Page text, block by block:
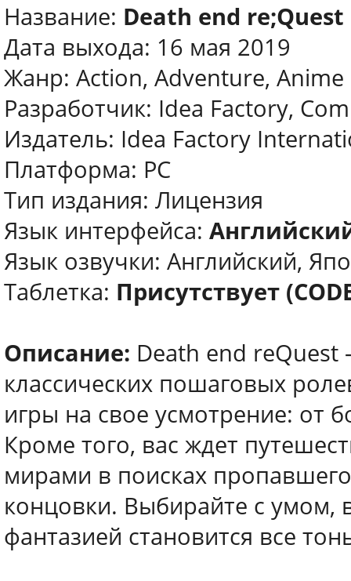
Название: Death end re;Quest
Дата выхода: 16 мая 2019
Жанр: Action, Adventure, Anime
Разработчик: Idea Factory,
Издатель: Idea Factory
Платформа: PC
Тип издания: Лицензия
Язык интерфейса:
Язык озвучки: Английский,
Таблетка: Присутствует
Описание: Death end
классических пошаговых
игры на свое усмотрение: от
Кроме того, вас ждет
мирами в поисках
концовки. Выбирайте с умом,
фантазией становится все